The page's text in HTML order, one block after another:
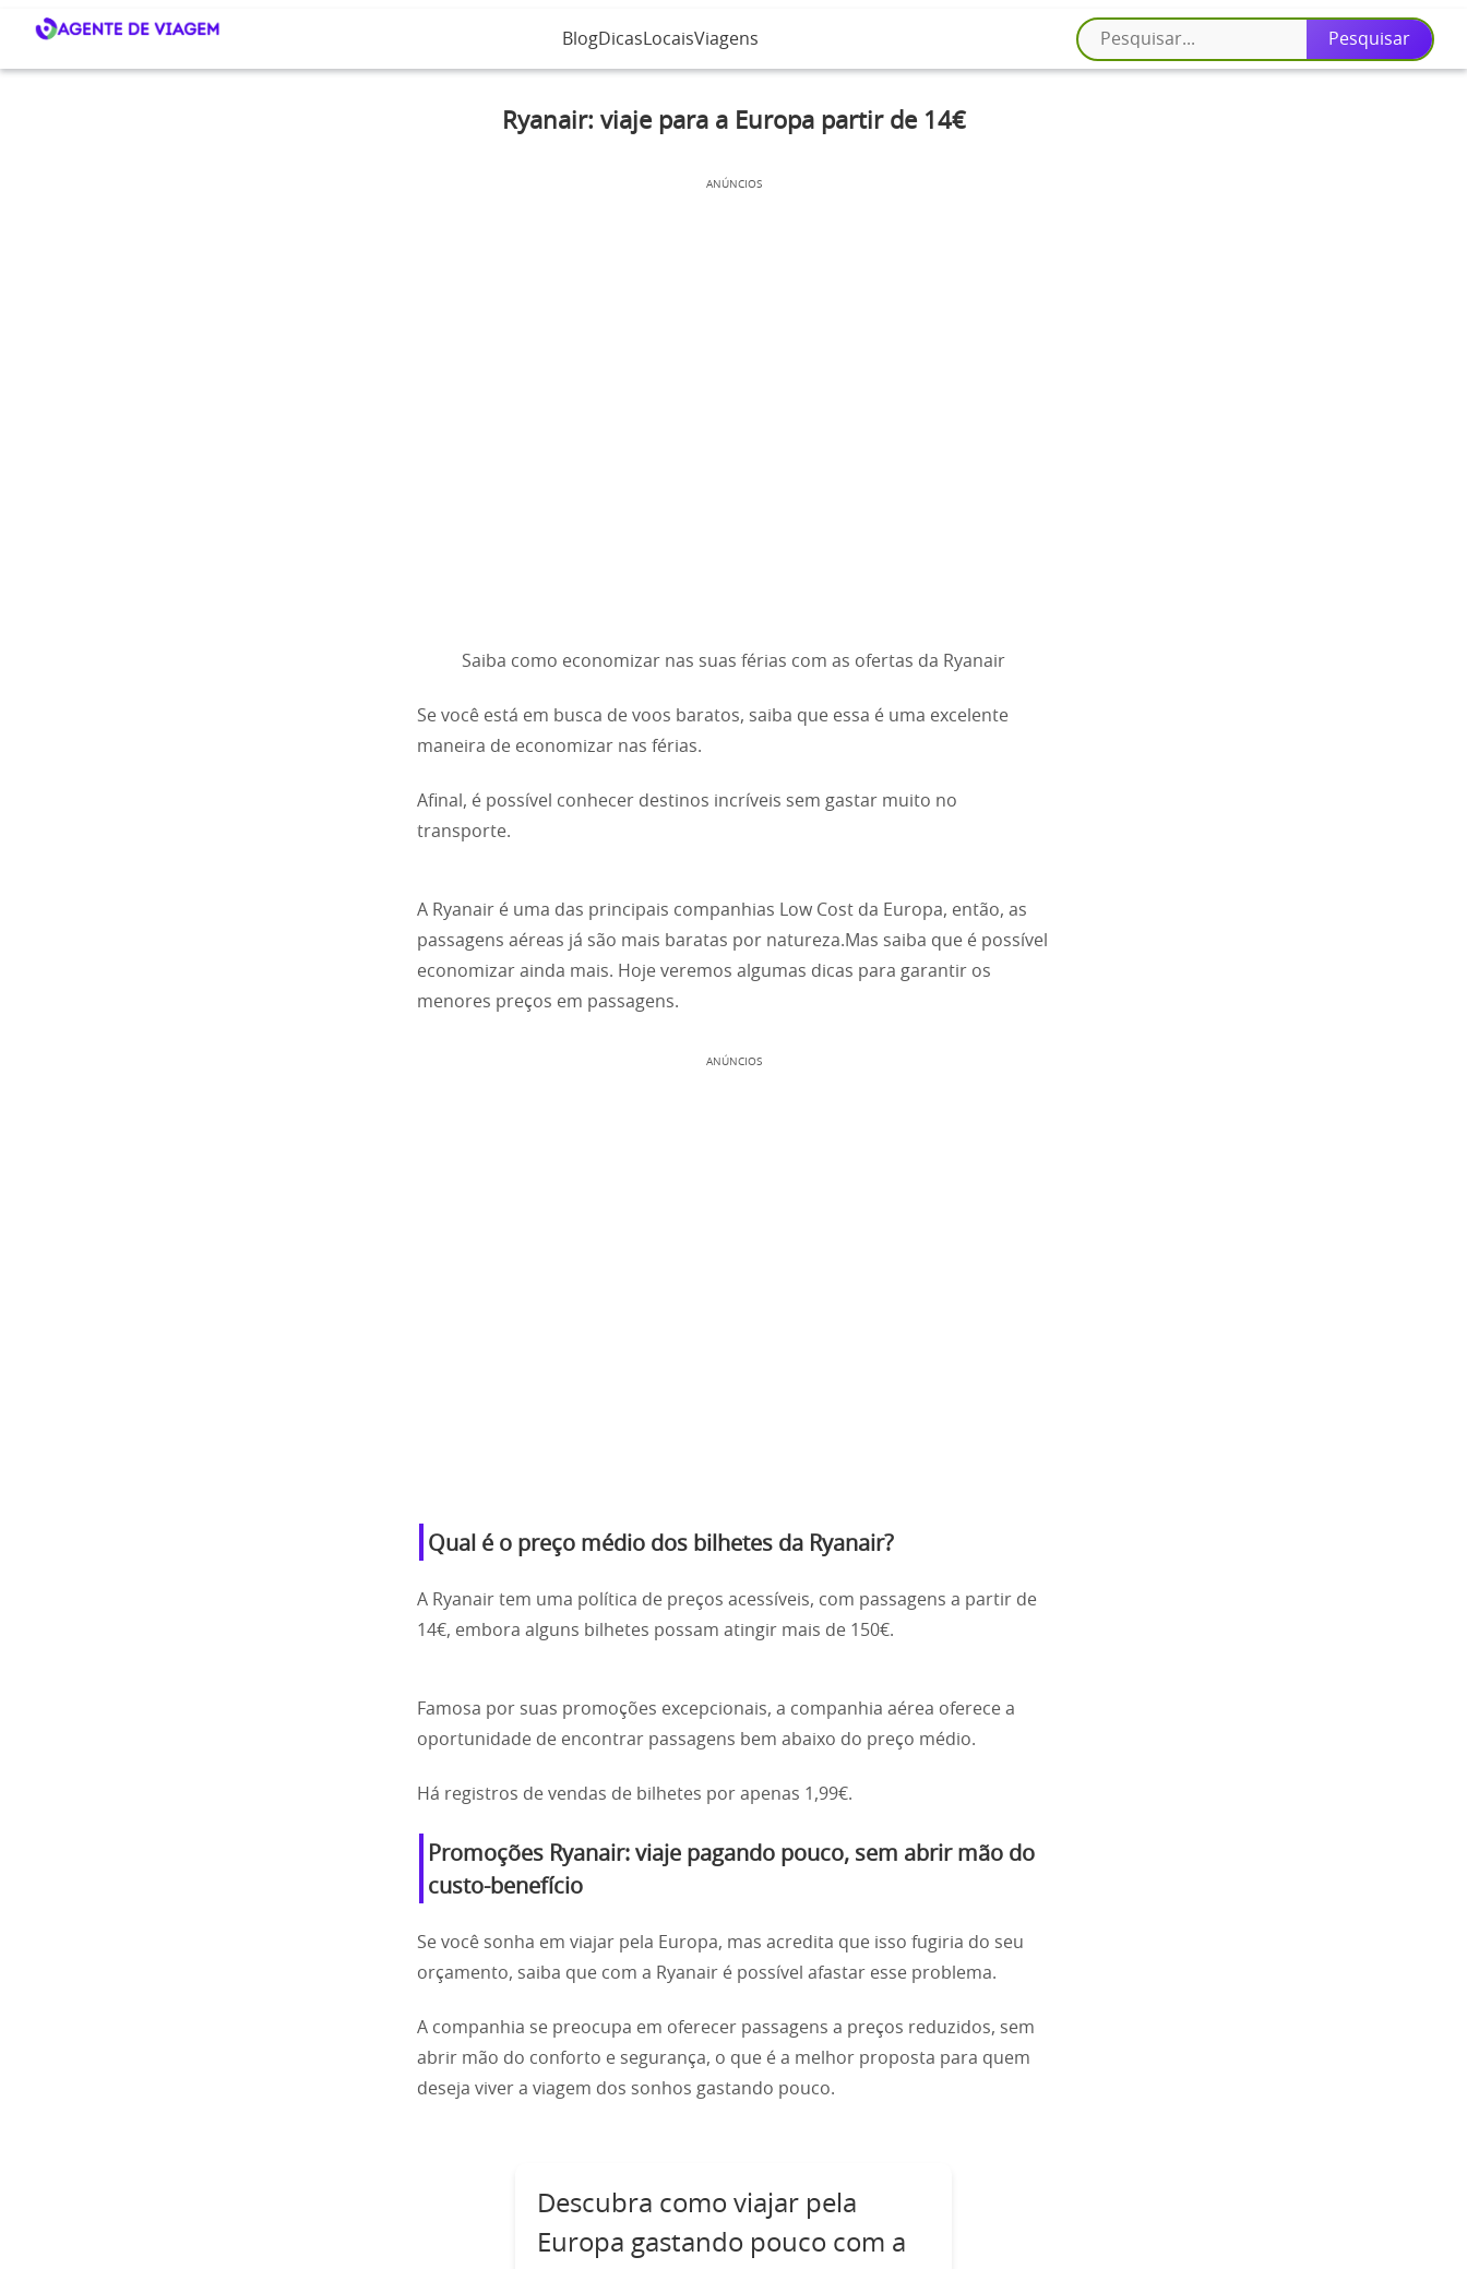
BlogDicas LocaisViagens
Ryanair: viaje para a Europa partir de 14€
ANÚNCIOS
Saiba como economizar nas suas férias com as ofertas da Ryanair
Se você está em busca de voos baratos, saiba que essa é uma excelente
maneira de economizar nas férias.
Afinal, é possível conhecer destinos incríveis sem gastar muito no
transporte.
A Ryanair é uma das principais companhias Low Cost da Europa, então, as
passagens aéreas já são mais baratas por natureza.Mas saiba que é possível
economizar ainda mais. Hoje veremos algumas dicas para garantir os
menores preços em passagens.
ANÚNCIOS
Qual é o preço médio dos bilhetes da Ryanair?
A Ryanair tem uma política de preços acessíveis, com passagens a partir de
14€, embora alguns bilhetes possam atingir mais de 150€.
Famosa por suas promoções excepcionais, a companhia aérea oferece a
oportunidade de encontrar passagens bem abaixo do preço médio.
Há registros de vendas de bilhetes por apenas 1,99€.
Promoções Ryanair: viaje pagando pouco, sem abrir mão do
custo-benefício
Se você sonha em viajar pela Europa, mas acredita que isso fugiria do seu
orçamento, saiba que com a Ryanair é possível afastar esse problema.
A companhia se preocupa em oferecer passagens a preços reduzidos, sem
abrir mão do conforto e segurança, o que é a melhor proposta para quem
deseja viver a viagem dos sonhos gastando pouco.
Descubra como viajar pela
Europa gastando pouco com a